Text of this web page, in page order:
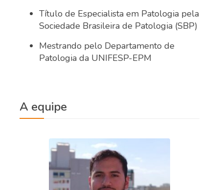
Título de Especialista em Patologia pela
Sociedade Brasileira de Patologia (SBP)
Mestrando pelo Departamento de
Patologia da UNIFESP-EPM
A equipe